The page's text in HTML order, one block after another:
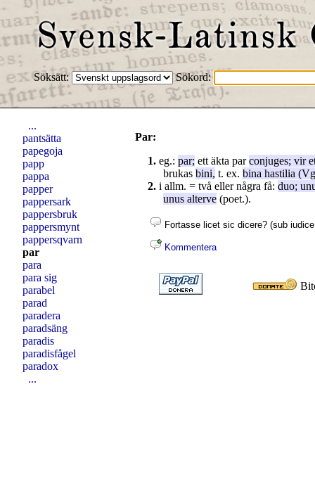
Söksätt: Sökord:
Par:
1.eg.: par; ett äkta parconjuges; vir
brukas bini, t. ex. bina hastilia
2.i allm. = två eller några få: duo;
unus alterve (poet.).
Fortasse licet sic dicere? (sub
Kommentera
...
pantsätta
papegoja
papp
pappa
papper
pappersark
pappersbruk
pappersmynt
pappersqvarn
par
para
para sig
parabel
parad
paradera
paradsäng
paradis
paradisfågel
paradox
...